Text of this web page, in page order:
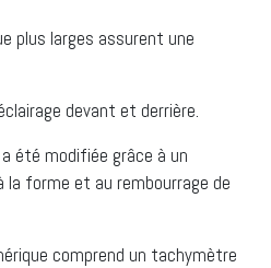
plus larges assurent une
devant et derrière.
été modifiée grâce à un
la forme et au rembourrage de
comprend un tachymètre